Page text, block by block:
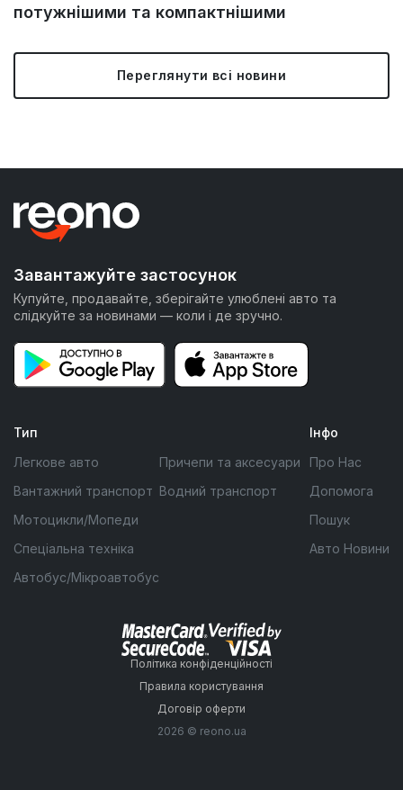
потужнішими та компактнішими
Переглянути всі новини
Завантажуйте застосунок
Купуйте, продавайте, зберігайте улюблені авто та
слідкуйте за новинами — коли і де зручно.
Тип
Легкове авто
Вантажний транспорт
Мотоцикли/Мопеди
Спеціальна техніка
Автобус/Мікроавтобус
Причепи та аксесуари
Водний транспорт
Інфо
Про Нас
Допомога
Пошук
Авто Новини
Політика конфіденційності
Правила користування
Договір оферти
2026 © reono.ua